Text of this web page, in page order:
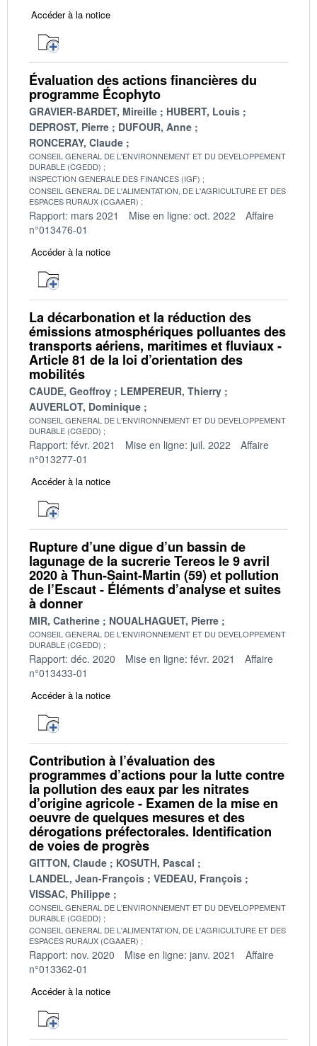
Accéder à la notice
Évaluation des actions financières du
programme Écophyto
GRAVIER-BARDET, Mireille
HUBERT, Louis
DEPROST, Pierre
DUFOUR, Anne
RONCERAY, Claude
CONSEIL GENERAL DE L'ENVIRONNEMENT ET DU DEVELOPPEMENT
DURABLE (CGEDD)
INSPECTION GENERALE DES FINANCES (IGF)
CONSEIL GENERAL DE L'ALIMENTATION, DE L'AGRICULTURE ET DES
ESPACES RURAUX (CGAAER)
Rapport: mars 2021 Mise en ligne: oct. 2022
Affaire
n°013476-01
Accéder à la notice
La décarbonation et la réduction des
émissions atmosphériques polluantes des
transports aériens, maritimes et fluviaux -
Article 81 de la loi d’orientation des
mobilités
CAUDE, Geoffroy
LEMPEREUR, Thierry
AUVERLOT, Dominique
CONSEIL GENERAL DE L'ENVIRONNEMENT ET DU DEVELOPPEMENT
DURABLE (CGEDD)
Rapport: févr. 2021 Mise en ligne: juil. 2022
Affaire
n°013277-01
Accéder à la notice
Rupture d’une digue d’un bassin de
lagunage de la sucrerie Tereos le 9 avril
2020 à Thun-Saint-Martin (59) et pollution
de l’Escaut - Éléments d’analyse et suites
à donner
MIR, Catherine NOUALHAGUET, Pierre
CONSEIL GENERAL DE L'ENVIRONNEMENT ET DU DEVELOPPEMENT
DURABLE (CGEDD)
Rapport: déc. 2020 Mise en ligne: févr. 2021
Affaire
n°013433-01
Accéder à la notice
Contribution à l’évaluation des
programmes d’actions pour la lutte contre
la pollution des eaux par les nitrates
d’origine agricole - Examen de la mise en
oeuvre de quelques mesures et des
dérogations préfectorales. Identification
de voies de progrès
GITTON, Claude
KOSUTH, Pascal
LANDEL, Jean-François
VEDEAU, François
VISSAC, Philippe
CONSEIL GENERAL DE L'ENVIRONNEMENT ET DU DEVELOPPEMENT
DURABLE (CGEDD)
CONSEIL GENERAL DE L'ALIMENTATION, DE L'AGRICULTURE ET DES
ESPACES RURAUX (CGAAER)
Rapport: nov. 2020 Mise en ligne: janv. 2021
Affaire
n°013362-01
Accéder à la notice